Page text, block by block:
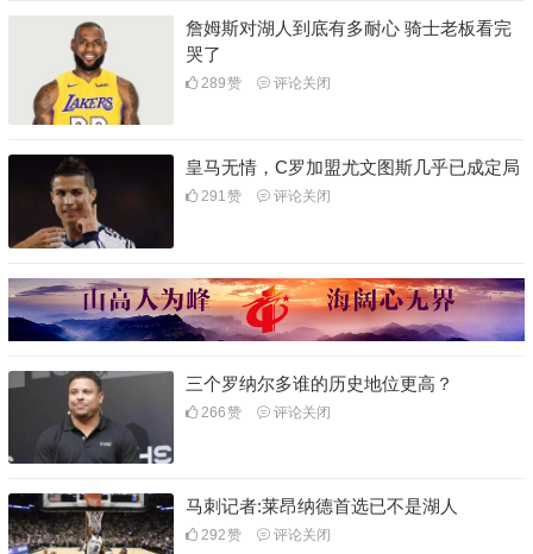
詹姆斯对湖人到底有多耐心 骑士老板看完
哭了
289赞 评论关闭
皇马无情，C罗加盟尤文图斯几乎已成定局
291赞 评论关闭
三个罗纳尔多谁的历史地位更高？
266赞 评论关闭
马刺记者:莱昂纳德首选已不是湖人
292赞 评论关闭